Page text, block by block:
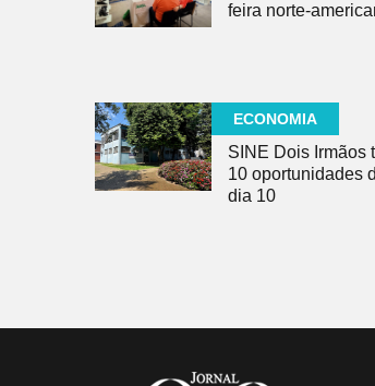
feira norte-
ECONOMIA
SINE Dois Irmãos
10 oportunidades
dia 10